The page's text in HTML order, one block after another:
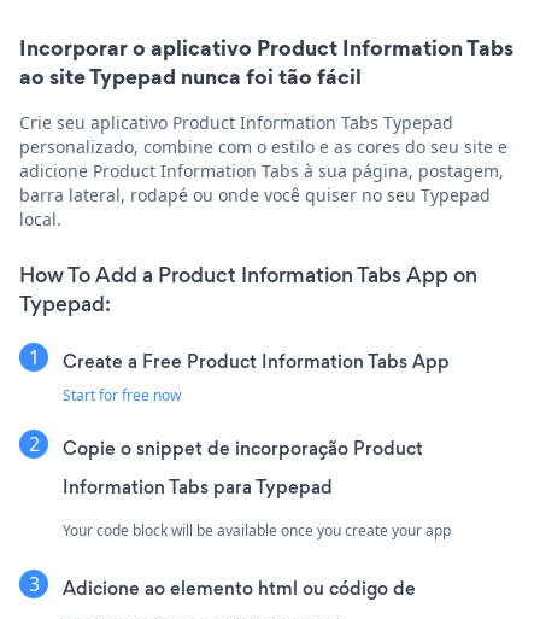
Incorporar o aplicativo Product Information Tabs
ao site Typepad nunca foi tão fácil
Crie seu aplicativo Product Information Tabs Typepad
personalizado, combine com o estilo e as cores do seu site e
adicione Product Information Tabs à sua página, postagem,
barra lateral, rodapé ou onde você quiser no seu Typepad
local.
How To Add a Product Information Tabs App on
Typepad:
Create a Free Product Information Tabs App
Start for free now
Copie o snippet de incorporação Product
Information Tabs para Typepad
Your code block will be available once you create your app
Adicione ao elemento html ou código de